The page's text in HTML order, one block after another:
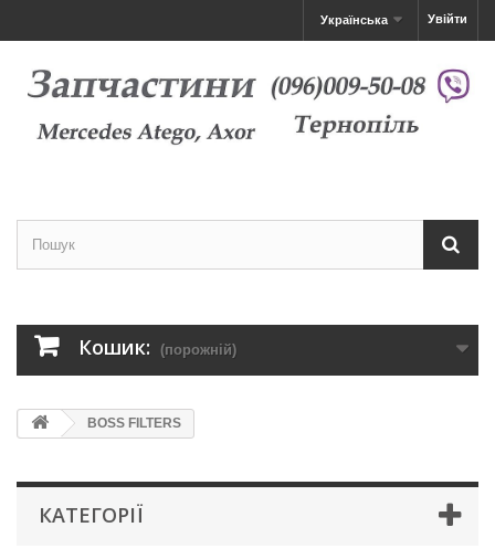
Увійти
Українська
Кошик: (порожній)
BOSS FILTERS
КАТЕГОРІЇ